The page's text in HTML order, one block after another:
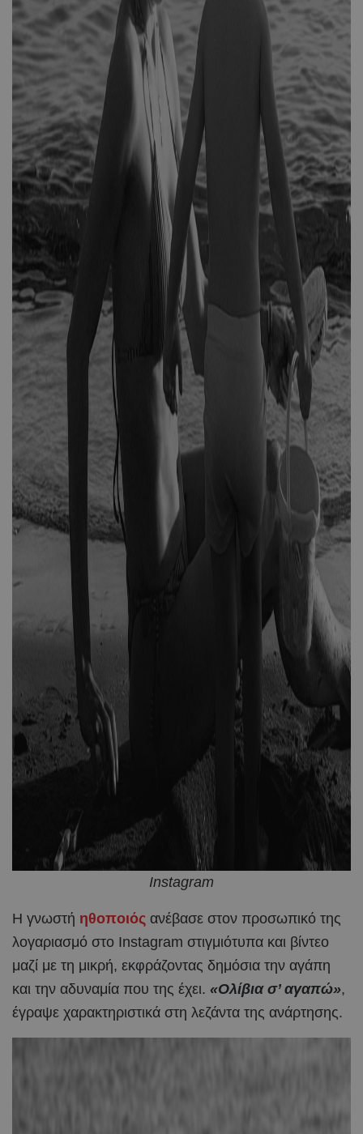
Instagram
Η γνωστή ηθοποιός ανέβασε στον προσωπικό της
λογαριασμό στο Instagram στιγμιότυπα και βίντεο
μαζί με τη μικρή, εκφράζοντας δημόσια την αγάπη
και την αδυναμία που της έχει. «Ολίβια σ’ αγαπώ»,
έγραψε χαρακτηριστικά στη λεζάντα της ανάρτησης.